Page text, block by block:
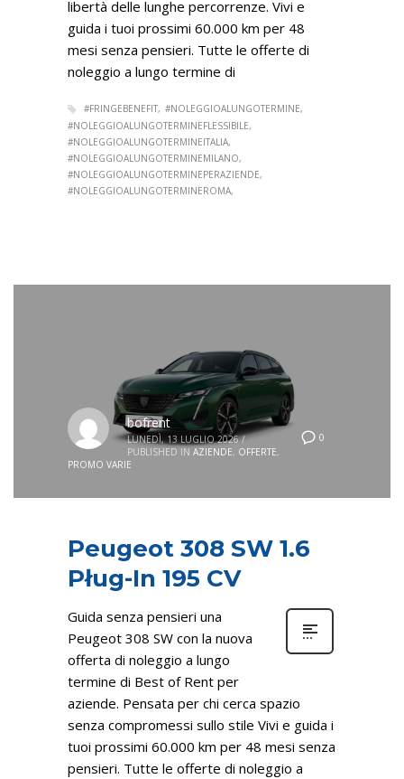
libertà delle lunghe percorrenze. Vivi e
guida i tuoi prossimi 60.000 km per 48
mesi senza pensieri. Tutte le offerte di
noleggio a lungo termine di
#FRINGEBENEFIT #NOLEGGIOALUNGOTERMINE
#NOLEGGIOALUNGOTERMINEFLESSIBILE
#NOLEGGIOALUNGOTERMINEITALIA
#NOLEGGIOALUNGOTERMINEMILANO
#NOLEGGIOALUNGOTERMINEPERAZIENDE
#NOLEGGIOALUNGOTERMINEROMA
0
bofrent
LUNEDÌ, 13 LUGLIO 2026 /
PUBLISHED IN AZIENDE, OFFERTE,
PROMO VARIE
Peugeot 308 SW 1.6
Pług-In 195 CV
Guida senza pensieri una
Peugeot 308 SW con la nuova
offerta di noleggio a lungo
termine di Best of Rent per
aziende. Pensata per chi cerca spazio
senza compromessi sullo stile Vivi e guida i
tuoi prossimi 60.000 km per 48 mesi senza
pensieri. Tutte le offerte di noleggio a